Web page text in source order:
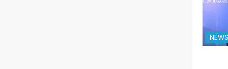
NEWS